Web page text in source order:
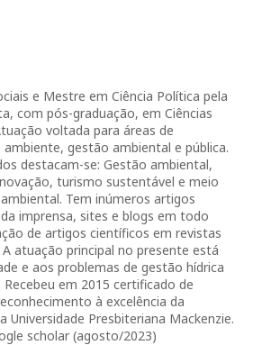
e Mestre em Ciência Política pela
com pós-graduação, em Ciências
voltada para áreas de
gestão ambiental e pública.
destacam-se: Gestão ambiental,
turismo sustentável e meio
Tem inúmeros artigos
imprensa, sites e blogs em todo
de artigos científicos em revistas
atuação principal no presente está
e aos problemas de gestão hídrica
em 2015 certificado de
à excelência da
Universidade Presbiteriana Mackenzie.
scholar (agosto/2023)